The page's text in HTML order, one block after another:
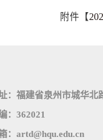
附件【
：福建省泉州市城华北
：362021
：artd@hqu.edu.cn